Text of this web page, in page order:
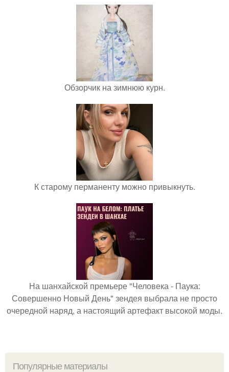
Обзорчик на зимнюю курн.
К старому перманенту можно привыкнуть.
На шанхайской премьере "Человека - Паука:
Совершенно Новый День" зендея выбрала не просто
очередной наряд, а настоящий артефакт высокой моды.
Популярные материалы